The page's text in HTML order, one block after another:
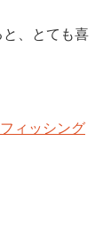
、とても喜